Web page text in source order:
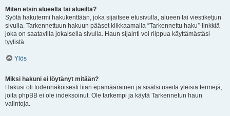
Miten etsin alueelta tai alueilta?
Syötä hakutermi hakukenttään, joka sijaitsee etusivulla, alueen tai viestiketjun
sivulla. Tarkennettuun hakuun pääset klikkaamalla “Tarkennettu haku”-linkkiä
joka on saatavilla jokaisella sivulla. Haun sijainti voi riippua käyttämästäsi
tyylistä.
Ylös
Miksi hakuni ei löytänyt mitään?
Hakusi oli todennäköisesti liian epämääräinen ja sisälsi useita yleisiä termejä,
joita phpBB ei ole indeksoinut. Ole tarkempi ja käytä Tarkennetun haun
valintoja.